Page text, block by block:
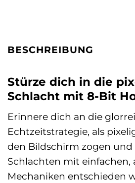
BESCHREIBUNG
Stürze dich in die
Schlacht mit 8-Bit
Erinnere dich an die
Echtzeitstrategie, als
den Bildschirm zogen und
Schlachten mit einfachen,
Mechaniken entschieden